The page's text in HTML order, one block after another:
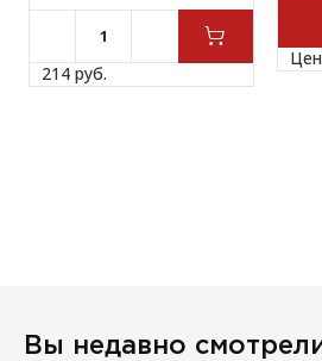
214 руб.
Вы недавно